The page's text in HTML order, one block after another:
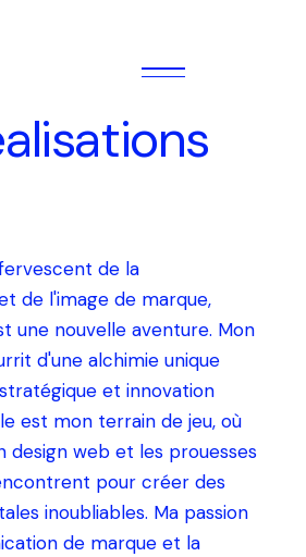
de la
de l'image de marque,
une nouvelle aventure. Mon
d'une alchimie unique
et innovation
est mon terrain de jeu, où
design web et les prouesses
pour créer des
inoubliables. Ma passion
de marque et la